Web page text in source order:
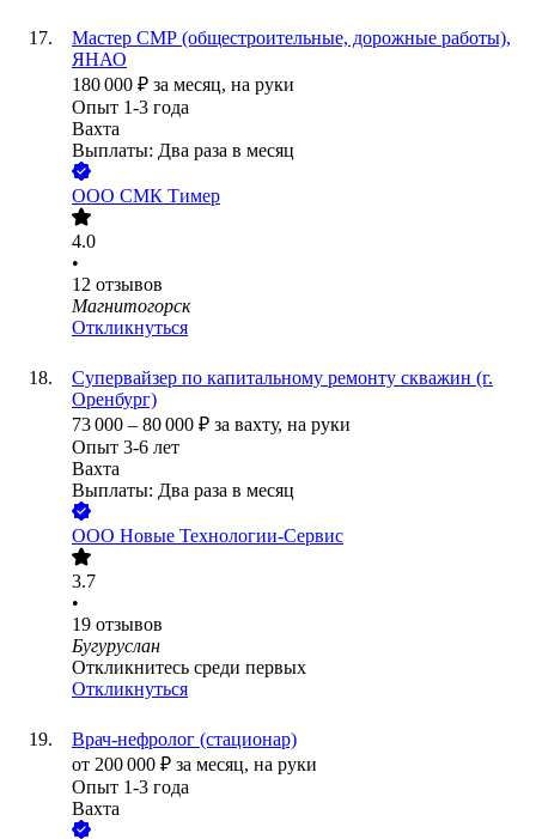
Мастер СМР (общестроительные, дорожные работы),
ЯНАО
180 000 ₽ за месяц, на руки
Опыт 1-3 года
Вахта
Выплаты: Два раза в месяц
ООО СМК Тимер
4.0
•
12 отзывов
Магнитогорск
Откликнуться
Супервайзер по капитальному ремонту скважин (г.
Оренбург)
73 000 – 80 000 ₽ за вахту, на руки
Опыт 3-6 лет
Вахта
Выплаты: Два раза в месяц
ООО Новые Технологии-Сервис
3.7
•
19 отзывов
Бугуруслан
Откликнитесь среди первых
Откликнуться
Врач-нефролог (стационар)
от 200 000 ₽ за месяц, на руки
Опыт 1-3 года
Вахта